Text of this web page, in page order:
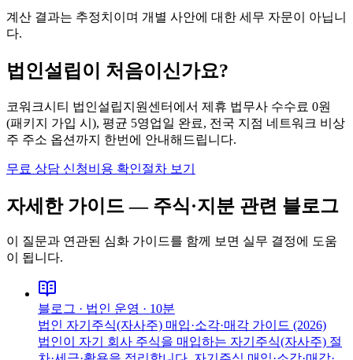
계산 결과는 추정치이며 개별 사안에 대한 세무 자문이 아닙니
다.
법인설립이 처음이신가요?
코워크시티 법인설립지원센터에서 제휴 법무사 수수료 0원
(패키지 가입 시), 평균 5영업일 완료, 전국 지점 네트워크 비상
주 주소 옵션까지 한번에 안내해드립니다.
무료 상담 신청비용 확인절차 보기
자세한 가이드 — 주식·지분 관련 블로그
이 질문과 연관된 심화 가이드를 함께 보면 실무 결정에 도움
이 됩니다.
블로그 · 법인 운영 · 10분
법인 자기주식(자사주) 매입·소각·매각 가이드 (2026)
법인이 자기 회사 주식을 매입하는 자기주식(자사주) 절